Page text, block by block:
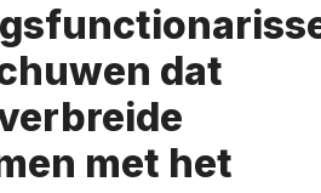
dat
met het